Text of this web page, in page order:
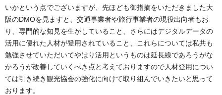
いかという点でございますが、先ほども御指摘をいただきました大
阪のDMOを見ますと、交通事業者や旅行事業者の現役出向者もお
り、専門的な知見を生かしていること、さらにはデジタルデータの
活用に優れた人材が登用されていること、これらについては私共も
勉強させていただいてやはり活用というものは延長線であろうがな
かろうが改善していくべき点と考えておりますので人材登用につい
ては引き続き観光協会の強化に向けて取り組んでいきたいと思って
おります。